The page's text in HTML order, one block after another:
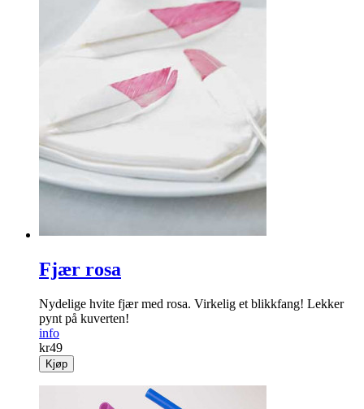
Fjær rosa
Nydelige hvite fjær med rosa. Virkelig et blikkfang! Lekker
pynt på kuverten!
info
kr49
Kjøp